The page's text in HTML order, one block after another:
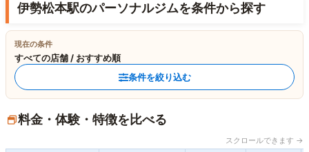
伊勢松本駅のパーソナルジムを条件から探す
現在の条件
すべての店舗 / おすすめ順
条件を絞り込む
料金・体験・特徴を比べる
スクロールできます →